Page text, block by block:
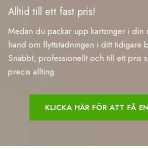
Alltid till ett fast pris!
Medan du packar upp kartonger i din
hand om flyttstädningen i ditt tidigare
Snabbt, professionellt och till ett pris
precis allting.
KLICKA HÄR FÖR ATT FÅ